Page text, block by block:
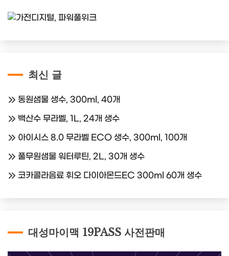
최신 글
동원샘물 생수, 300ml, 40개
백산수 무라벨, 1L, 24개 생수
아이시스 8.0 무라벨 ECO 생수, 300ml, 100개
풀무원샘물 워터루틴, 2L, 30개 생수
코카콜라음료 휘오 다이아몬드EC 300ml 60개 생수
대성마이맥 19PASS 사전판매